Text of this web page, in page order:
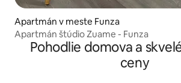
Apartmán v meste Funza
Apartmán štúdio Zuame - Funza
Pohodlie domova a
ceny